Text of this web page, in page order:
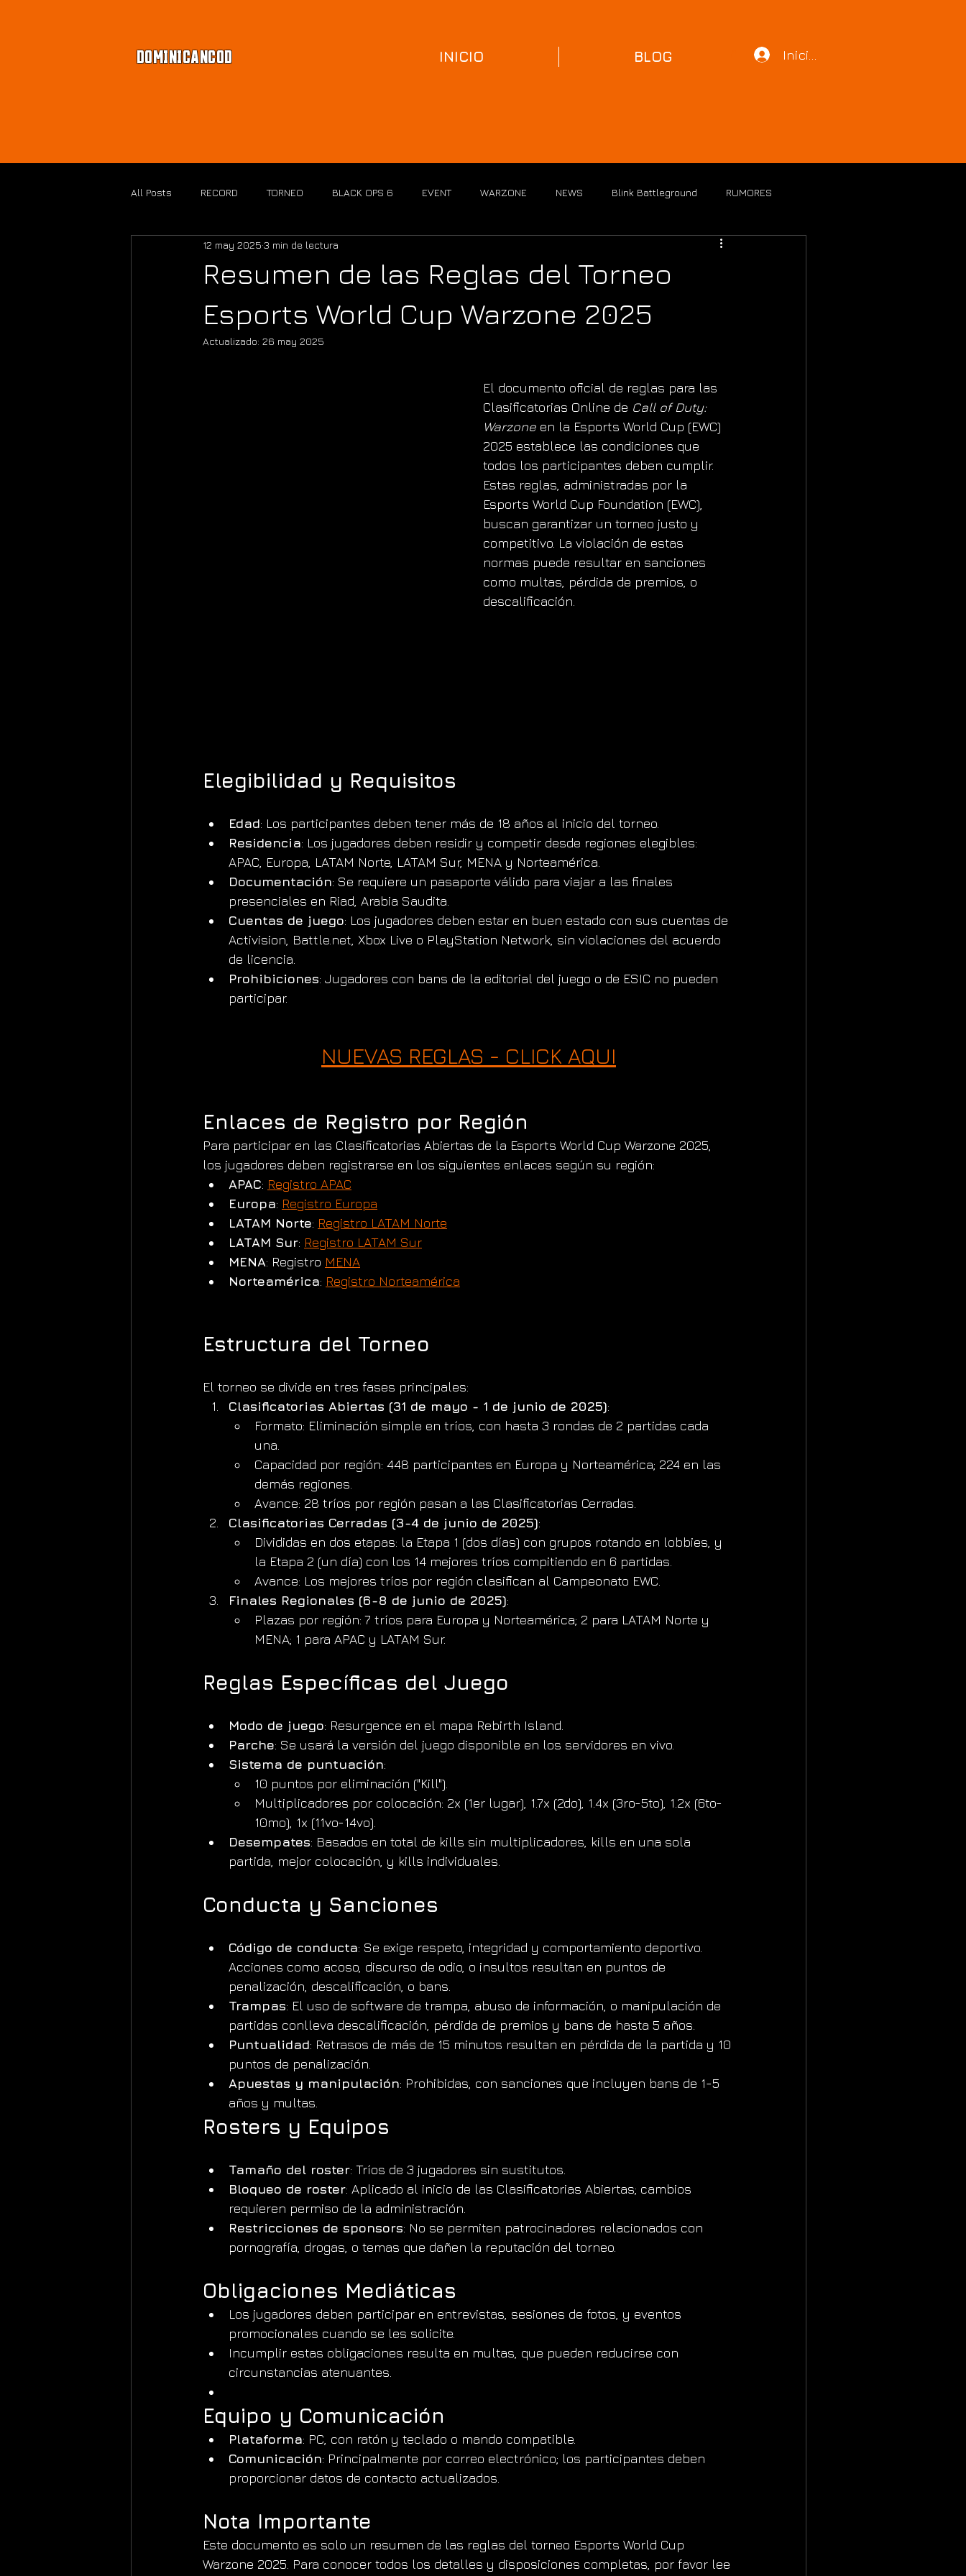
DOMINICANCOD Iniciar sesión
INICIO BLOG
All Posts RECORD TORNEO BLACK OPS 6 EVENT WARZONE NEWS Blink Battleground RUMORES
BLACK OPS 7
Resumen de las Reglas del Torneo
Esports World Cup Warzone 2025
12 may 2025 3 min de lectura
Actualizado: 26 may 2025
El documento oficial de reglas para las
Clasificatorias Online de Call of Duty:
Warzone en la Esports World Cup (EWC)
2025 establece las condiciones que
todos los participantes deben cumplir.
Estas reglas, administradas por la
Esports World Cup Foundation (EWC),
buscan garantizar un torneo justo y
competitivo. La violación de estas
normas puede resultar en sanciones
como multas, pérdida de premios, o
descalificación.
Elegibilidad y Requisitos
Edad: Los participantes deben tener más de 18 años al inicio del torneo.
Residencia: Los jugadores deben residir y competir desde regiones elegibles:
APAC, Europa, LATAM Norte, LATAM Sur, MENA y Norteamérica.
Documentación: Se requiere un pasaporte válido para viajar a las finales
presenciales en Riad, Arabia Saudita.
Cuentas de juego: Los jugadores deben estar en buen estado con sus cuentas de
Activision, Battle.net, Xbox Live o PlayStation Network, sin violaciones del acuerdo
de licencia.
Prohibiciones: Jugadores con bans de la editorial del juego o de ESIC no pueden
participar.
NUEVAS REGLAS - CLICK AQUI
Enlaces de Registro por Región
Para participar en las Clasificatorias Abiertas de la Esports World Cup Warzone 2025,
los jugadores deben registrarse en los siguientes enlaces según su región:
APAC: Registro APAC
Europa: Registro Europa
LATAM Norte: Registro LATAM Norte
LATAM Sur: Registro LATAM Sur
MENA: Registro MENA
Norteamérica: Registro Norteamérica
Estructura del Torneo
El torneo se divide en tres fases principales:
Clasificatorias Abiertas (31 de mayo - 1 de junio de 2025):
Formato: Eliminación simple en tríos, con hasta 3 rondas de 2 partidas cada
una.
Capacidad por región: 448 participantes en Europa y Norteamérica; 224 en las
demás regiones.
Avance: 28 tríos por región pasan a las Clasificatorias Cerradas.
Clasificatorias Cerradas (3-4 de junio de 2025):
Divididas en dos etapas: la Etapa 1 (dos días) con grupos rotando en lobbies, y
la Etapa 2 (un día) con los 14 mejores tríos compitiendo en 6 partidas.
Avance: Los mejores tríos por región clasifican al Campeonato EWC.
Finales Regionales (6-8 de junio de 2025):
Plazas por región: 7 tríos para Europa y Norteamérica; 2 para LATAM Norte y
MENA; 1 para APAC y LATAM Sur.
Reglas Específicas del Juego
Modo de juego: Resurgence en el mapa Rebirth Island.
Parche: Se usará la versión del juego disponible en los servidores en vivo.
Sistema de puntuación:
10 puntos por eliminación ("Kill").
Multiplicadores por colocación: 2x (1er lugar), 1.7x (2do), 1.4x (3ro-5to), 1.2x (6to-
10mo), 1x (11vo-14vo).
Desempates: Basados en total de kills sin multiplicadores, kills en una sola
partida, mejor colocación, y kills individuales.
Conducta y Sanciones
Código de conducta: Se exige respeto, integridad y comportamiento deportivo.
Acciones como acoso, discurso de odio, o insultos resultan en puntos de
penalización, descalificación, o bans.
Trampas: El uso de software de trampa, abuso de información, o manipulación de
partidas conlleva descalificación, pérdida de premios y bans de hasta 5 años.
Puntualidad: Retrasos de más de 15 minutos resultan en pérdida de la partida y 10
puntos de penalización.
Apuestas y manipulación: Prohibidas, con sanciones que incluyen bans de 1-5
años y multas.
Rosters y Equipos
Tamaño del roster: Tríos de 3 jugadores sin sustitutos.
Bloqueo de roster: Aplicado al inicio de las Clasificatorias Abiertas; cambios
requieren permiso de la administración.
Restricciones de sponsors: No se permiten patrocinadores relacionados con
pornografía, drogas, o temas que dañen la reputación del torneo.
Obligaciones Mediáticas
Los jugadores deben participar en entrevistas, sesiones de fotos, y eventos
promocionales cuando se les solicite.
Incumplir estas obligaciones resulta en multas, que pueden reducirse con
circunstancias atenuantes.
Equipo y Comunicación
Plataforma: PC, con ratón y teclado o mando compatible.
Comunicación: Principalmente por correo electrónico; los participantes deben
proporcionar datos de contacto actualizados.
Nota Importante
Este documento es solo un resumen de las reglas del torneo Esports World Cup
Warzone 2025. Para conocer todos los detalles y disposiciones completas, por favor lee